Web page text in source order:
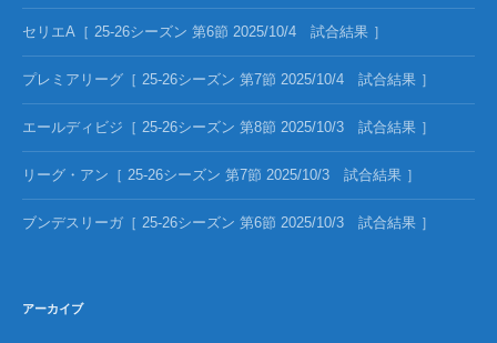
セリエA［ 25-26シーズン 第6節 2025/10/4 試合結果 ］
プレミアリーグ［ 25-26シーズン 第7節 2025/10/4 試合結果 ］
エールディビジ［ 25-26シーズン 第8節 2025/10/3 試合結果 ］
リーグ・アン［ 25-26シーズン 第7節 2025/10/3 試合結果 ］
ブンデスリーガ［ 25-26シーズン 第6節 2025/10/3 試合結果 ］
アーカイブ